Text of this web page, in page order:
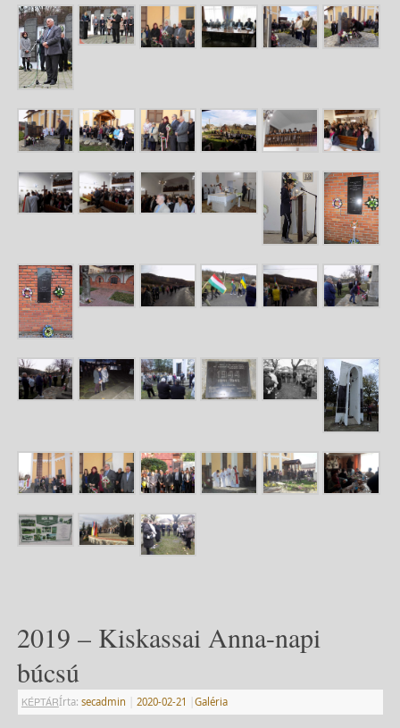
2019 – Kiskassai Anna-napi
búcsú
KÉPTÁRÍrta: secadmin 2020-02-21 Galéria